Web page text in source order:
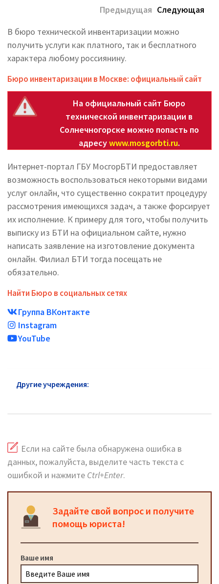
Предыдущая Следующая
В бюро технической инвентаризации можно
получить услуги как платного, так и бесплатного
характера любому россиянину.
Бюро инвентаризации в Москве: официальный сайт
На официальный сайт Бюро
технической инвентаризации в
Солнечногорске можно попасть по
адресуwww.mosgorbti.ru.
Интернет-портал ГБУ МосгорБТИ предоставляет
возможность воспользоваться некоторыми видами
услуг онлайн, что существенно сократит процедуру
рассмотрения имеющихся задач, а также форсирует
их исполнение. К примеру для того, чтобы получить
выписку из БТИ на официальном сайте, нужно
написать заявление на изготовление документа
онлайн. Филиал БТИ тогда посещать не
обязательно.
Найти Бюро в социальных сетях
Группа ВКонтакте
Instagram
YouTube
Другие учреждения:
Если на сайте была обнаружена ошибка в
данных, пожалуйста, выделите часть текста с
ошибкой и нажмите Ctrl+Enter.
Задайте свой вопрос и получите
помощь юриста!
Ваше имя